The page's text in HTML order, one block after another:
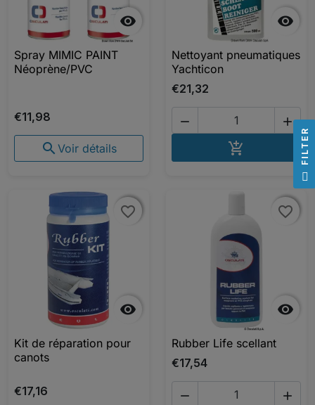

Spray MIMIC PAINT
Néoprène/PVC
€11,98
 Voir détails

Nettoyant pneumatiques
Yachticon
€21,32
 
 AJOUTER

favorite_border
favorite_border
Kit de réparation pour
canots
€17,16

favorite_border
favorite_border
Rubber Life scellant
€17,54
 
R